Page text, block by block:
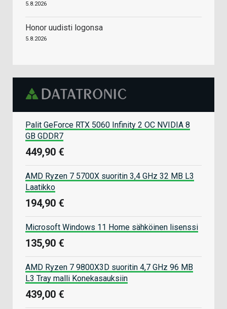
5.8.2026
Honor uudisti logonsa
5.8.2026
Palit GeForce RTX 5060 Infinity 2 OC NVIDIA 8
GB GDDR7
449,90 €
AMD Ryzen 7 5700X suoritin 3,4 GHz 32 MB L3
Laatikko
194,90 €
Microsoft Windows 11 Home sähköinen lisenssi
135,90 €
AMD Ryzen 7 9800X3D suoritin 4,7 GHz 96 MB
L3 Tray malli Konekasauksiin
439,00 €